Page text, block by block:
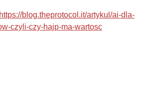
https://blog.theprotocol.it/artykul/ai-dla-
czyli-czy-hajp-ma-wartosc